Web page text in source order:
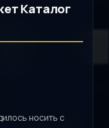
Каталог
носить с